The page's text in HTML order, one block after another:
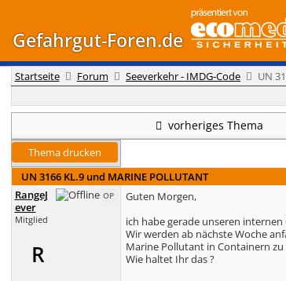
Gefahrgut-Foren.de
Startseite Forum Seeverkehr - IMDG-Code
UN
vorheriges Thema
Thema drucken
UN 3166 KL.9 und MARINE POLLUTANT
OP
RangeJ
ever
Mitglied
R
Guten Morgen,
ich habe gerade unseren
Wir werden ab nächste Woche
Marine Pollutant in Containern
Wie haltet Ihr das ?